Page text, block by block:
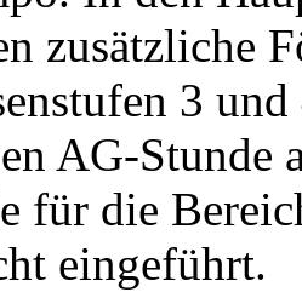
zusätzliche
3
AG-Stunde
für die
eingeführt.